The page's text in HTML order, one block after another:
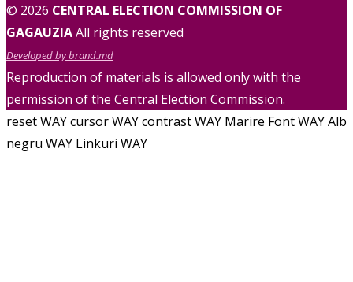
© 2026 CENTRAL ELECTION COMMISSION OF
GAGAUZIAAll rights reserved
Developed by brand.md
Reproduction of materials is allowed only with the
permission of the Central Election Commission.
reset WAYcursor WAYcontrast WAY Marire Font WAYAlb
negru WAY Linkuri WAY